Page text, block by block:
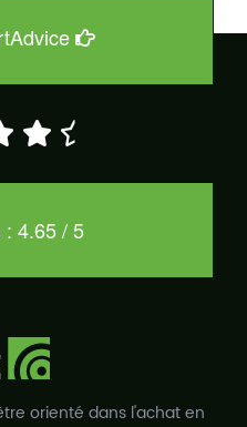
4.65 / 5
orienté dans l'achat en